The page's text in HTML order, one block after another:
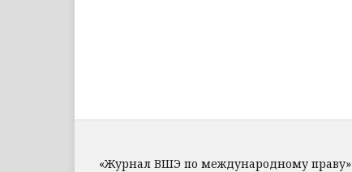
«Журнал ВШЭ по международному праву»